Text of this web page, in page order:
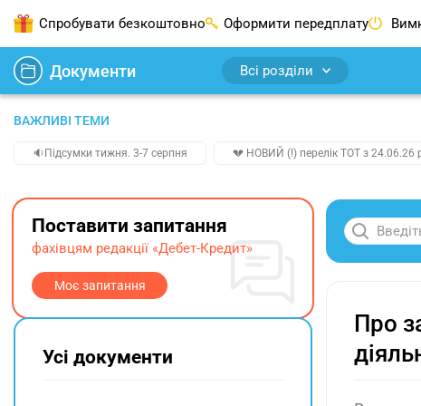
Спробувати безкоштовно Оформити передплату
Документи Всі розділи
ВАЖЛИВІ ТЕМИ
🔉Підсумки тижня. 3-7 серпня 💔 НОВИЙ (!) перелік ТОТ з 24.06.26
Про
Поставити запитання
фахівцям редакції «Дебет-Кредит»
Моє запитання
Усі документи